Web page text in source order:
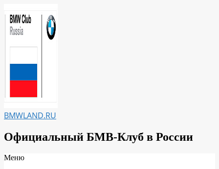
к
содержимому
BMWLAND.RU
Официальный БМВ-Клуб в России
Вторичное
Меню